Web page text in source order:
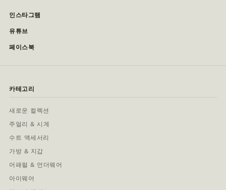
인스타그램
유튜브
페이스북
카테고리
새로운 컬렉션
주얼리 & 시계
수트 액세서리
가방 & 지갑
어패럴 & 언더웨어
아이웨어